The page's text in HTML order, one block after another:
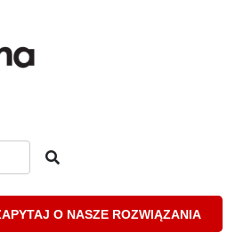
O NASZE ROZWIĄZANIA